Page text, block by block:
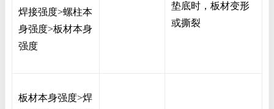
焊接强度>螺柱本
身强度>板材本身
强度
垫底时，板材变形
或撕裂
板材本身强度>焊